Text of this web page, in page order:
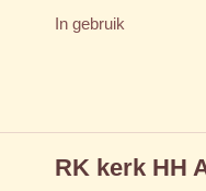
In gebruik
RK kerk HH